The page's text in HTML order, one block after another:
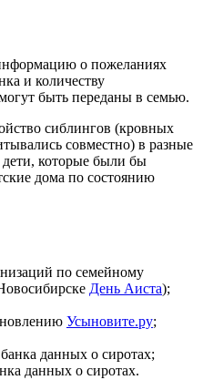
о пожеланиях
и количеству
быть переданы в семью.
сиблингов (кровных
совместно) в разные
которые были бы
дома по состоянию
по семейному
День Аиста);
Усыновите.ру;
данных о сиротах;
данных о сиротах.